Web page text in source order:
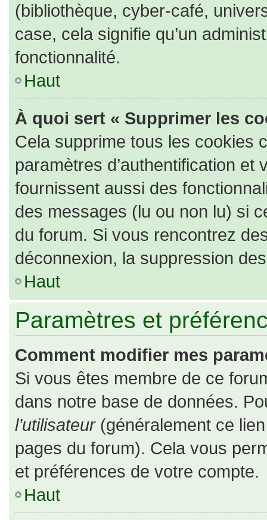
(bibliothèque, cyber-café,
case, cela signifie qu’un
fonctionnalité.
Haut
À quoi sert « Supprimer les
Cela supprime tous les cookies
paramètres d’authentification
fournissent aussi des
des messages (lu ou non lu) si
du forum. Si vous rencontrez
déconnexion, la suppression
Haut
Paramètres et
Comment modifier mes
Si vous êtes membre de ce
dans notre base de données.
l’utilisateur(généralement ce
pages du forum). Cela vous
et préférences de votre compte.
Haut